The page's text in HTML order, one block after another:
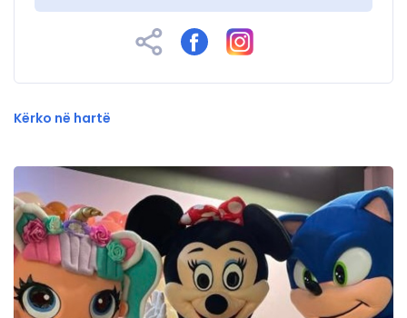
Kërko në hartë